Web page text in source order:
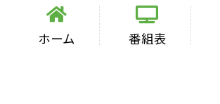
ホーム 番組表